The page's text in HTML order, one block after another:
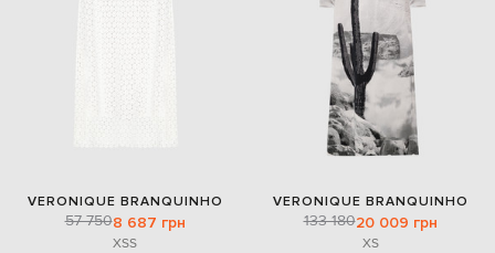
VERONIQUE BRANQUINHO
57 7508 687 грн
XSS
VERONIQUE BRANQUINHO
133 18020 009 грн
XS